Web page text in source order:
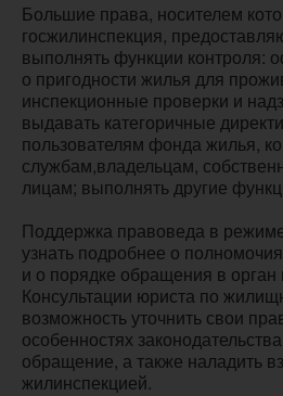
Большие права, носителем
госжилинспекция,
выполнять функции контроля:
о пригодности жилья для
инспекционные проверки и
выдавать категоричные
пользователям фонда жилья,
службам,владельцам,
лицам; выполнять другие
Поддержка правоведа в
узнать подробнее о
и о порядке обращения в орган
Консультации юриста по
возможность уточнить свои
особенностях
обращение, а также наладить
жилинспекцией.